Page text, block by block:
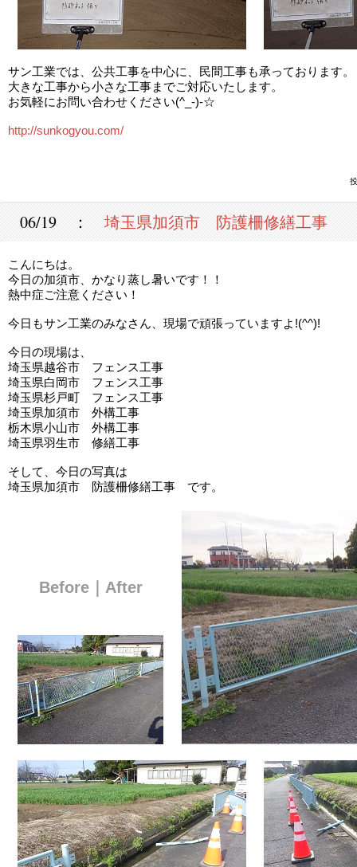
サン工業では、公共工事を中心に、民間工事も承っております。
大きな工事から小さな工事までご対応いたします。
お気軽にお問い合わせください(^_-)-☆
http://sunkogyou.com/
06/19 ： 埼玉県加須市 防護柵修繕工事
こんにちは。
今日の加須市、かなり蒸し暑いです！！
熱中症ご注意ください！
今日もサン工業のみなさん、現場で頑張っていますよ!(^^)!
今日の現場は、
埼玉県越谷市 フェンス工事
埼玉県白岡市 フェンス工事
埼玉県杉戸町 フェンス工事
埼玉県加須市 外構工事
栃木県小山市 外構工事
埼玉県羽生市 修繕工事
そして、今日の写真は
埼玉県加須市 防護柵修繕工事 です。
Before｜After